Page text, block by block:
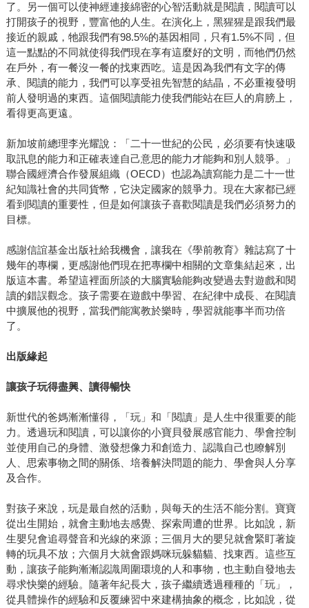
了。另一個可以使神經連接綿密的心智活動就是閱讀，閱讀可以
打開孩子的視野，豐富他的人生。在演化上，黑猩猩是跟我們最
接近的親戚，牠跟我們有98.5%的基因相同，只有1.5%不同，但
這一點點的不同就使得我們現在享有這麼好的文明，而牠們仍然
在戶外，有一餐沒一餐的找東西吃。這是因為我們有文字的傳
承、閱讀的能力，我們可以享受祖先智慧的結晶，不必重複發明
前人發明過的東西。這個閱讀能力使我們能站在巨人的肩膀上，
看得更高更遠。
新加坡前總理李光耀說：「二十一世紀的公民，必須要有快速吸
取訊息的能力和正確表達自己意思的能力才能夠和別人競爭。」
聯合國經濟合作發展組織（OECD）也認為讀寫能力是二十一世
紀知識社會的共同貨幣，它決定國家的競爭力。現在大家都已經
看到閱讀的重要性，但是如何讓孩子喜歡閱讀是我們必須努力的
目標。
感謝信誼基金出版社給我機會，讓我在《學前教育》雜誌寫了十
幾年的專欄，更感謝他們現在把專欄中相關的文章集結起來，出
版這本書。希望這裡面所談的大腦實驗能夠改變過去對遊戲和閱
讀的錯誤觀念。孩子需要在遊戲中學習、在紀律中成長、在閱讀
中擴展他的視野，當我們能寓教於樂時，學習就能事半而功倍
了。
出版緣起
讓孩子玩得盡興、讀得暢快
新世代的爸媽漸漸懂得，「玩」和「閱讀」是人生中很重要的能
力。透過玩和閱讀，可以讓你的小寶貝發展感官能力、學會控制
並使用自己的身體、激發想像力和創造力、認識自己也瞭解別
人、思索事物之間的關係、培養解決問題的能力、學會與人分享
及合作。
對孩子來說，玩是最自然的活動，與每天的生活不能分割。寶寶
從出生開始，就會主動地去感覺、探索周遭的世界。比如說，新
生嬰兒會追尋聲音和光線的來源；三個月大的嬰兒就會緊盯著旋
轉的玩具不放；六個月大就會跟媽咪玩躲貓貓、找東西。這些互
動，讓孩子能夠漸漸認識周圍環境的人和事物，也主動自發地去
尋求快樂的經驗。隨著年紀長大，孩子繼續透過種種的「玩」，
從具體操作的經驗和反覆練習中來建構抽象的概念，比如說，從